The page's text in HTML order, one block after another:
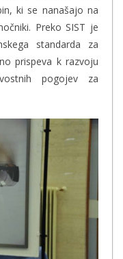
ki se nanašajo na
Preko SIST je
standarda za
prispeva k razvoju
pogojev za